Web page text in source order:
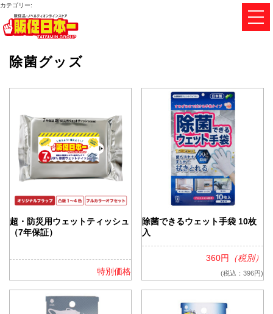
カテゴリー:
除菌グッズ
超・防災用ウェットティッシュ
（7年保証）
特別価格
除菌できるウェット手袋 10枚
入
360円 （税別）
(税込：396円)